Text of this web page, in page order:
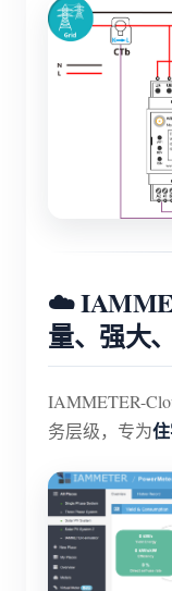
☁️
量、强大
IAMMETER-
务层级，专为